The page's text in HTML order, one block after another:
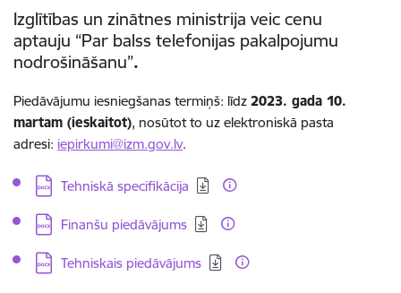
Izglītības un zinātnes ministrija veic cenu
aptauju “Par balss telefonijas pakalpojumu
nodrošināšanu”.
Piedāvājumu iesniegšanas termiņš: līdz 2023. gada 10.
martam (ieskaitot), nosūtot to uz elektroniskā pasta
adresi: iepirkumi@izm.gov.lv.
Lejupielādēt:
Tehniskā specifikācija
Lejupielādēt:
Finanšu piedāvājums
Lejupielādēt:
Tehniskais piedāvājums